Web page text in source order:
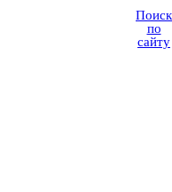
Поиск
по
сайту